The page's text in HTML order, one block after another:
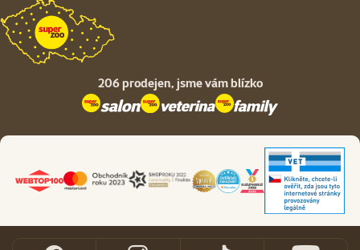
206 prodejen, jsme vám blízko